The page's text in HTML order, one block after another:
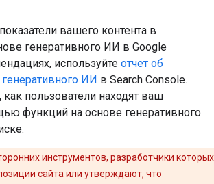
вашего контента в
генеративного ИИ в Google
используйте отчет об
ИИ в Search Console.
пользователи находят ваш
функций на основе генеративного
инструментов, разработчики которых
сайта или утверждают, что